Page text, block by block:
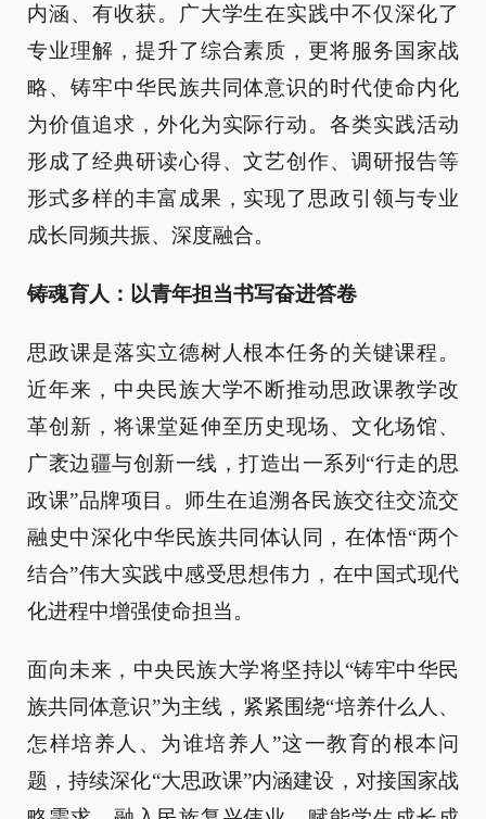
内涵、有收获。广大学生在实践中不仅深化了
专业理解，提升了综合素质，更将服务国家战
略、铸牢中华民族共同体意识的时代使命内化
为价值追求，外化为实际行动。各类实践活动
形成了经典研读心得、文艺创作、调研报告等
形式多样的丰富成果，实现了思政引领与专业
成长同频共振、深度融合。
铸魂育人：以青年担当书写奋进答卷
思政课是落实立德树人根本任务的关键课程。
近年来，中央民族大学不断推动思政课教学改
革创新，将课堂延伸至历史现场、文化场馆、
广袤边疆与创新一线，打造出一系列“行走的思
政课”品牌项目。师生在追溯各民族交往交流交
融史中深化中华民族共同体认同，在体悟“两个
结合”伟大实践中感受思想伟力，在中国式现代
化进程中增强使命担当。
面向未来，中央民族大学将坚持以“铸牢中华民
族共同体意识”为主线，紧紧围绕“培养什么人、
怎样培养人、为谁培养人”这一教育的根本问
题，持续深化“大思政课”内涵建设，对接国家战